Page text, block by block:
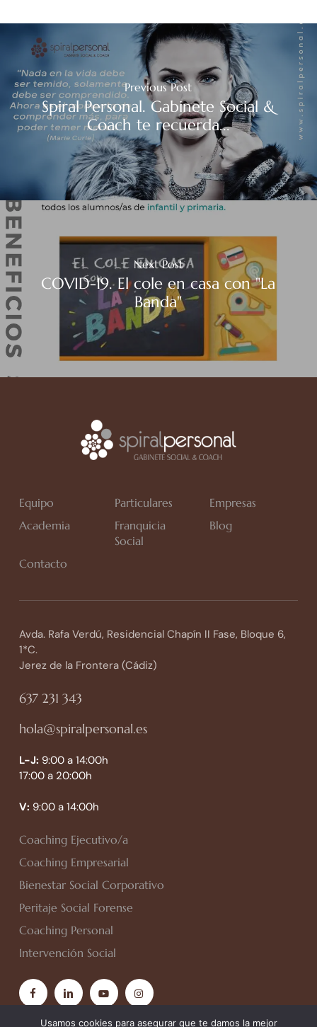
Previous Post
Spiral Personal. Gabinete Social &
Coach te recuerda...
Next Post
COVID-19. El cole en casa con "La
Banda"
Equipo Particulares
Empresas
Academia
Franquicia
Social
Blog
Contacto
Avda. Rafa Verdú, Residencial Chapín II Fase, Bloque 6,
1*C.
Jerez de la Frontera (Cádiz)
637 231 343
hola@spiralpersonal.es
L-J: 9:00 a 14:00h
17:00 a 20:00h
V: 9:00 a 14:00h
Coaching Ejecutivo/a
Coaching Empresarial
Bienestar Social Corporativo
Peritaje Social Forense
Coaching Personal
Intervención Social
facebooklinkedinyoutubeinstagram
Usamos cookies para asegurar que te damos la mejor